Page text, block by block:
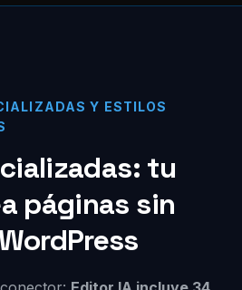
Y ESTILOS
tu
páginas sin